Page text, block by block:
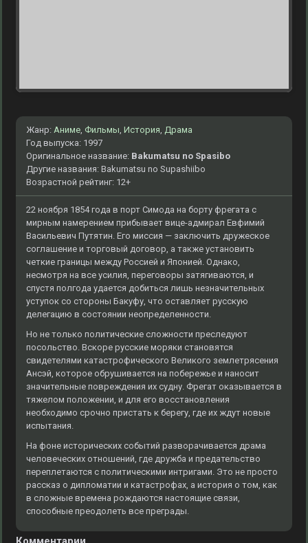
Жанр: Аниме, Фильмы, История, Драма
Год выпуска: 1997
Оригинальное название: Bakumatsu no Spasibo
Другие названия: Bakumatsu no Supashiibo
Возрастной рейтинг: 12+
22 ноября 1854 года в порт Симода на борту фрегата с
мирным намерением прибывает вице-адмирал Евфимий
Васильевич Путятин. Его миссия — заключить дружеское
соглашение и торговый договор, а также установить
четкие границы между Россией и Японией. Однако,
несмотря на все усилия, переговоры затягиваются, и
спустя полгода удается добиться лишь незначительных
уступок со стороны Бакуфу, что оставляет русскую
делегацию в состоянии неопределенности.
Но не только политические сложности преследуют
посольство. Вскоре русские моряки становятся
свидетелями катастрофического Великого землетрясения
Ансэй, которое обрушивается на побережье и наносит
значительные повреждения их судну. Фрегат оказывается в
тяжелом положении, и для его восстановления
необходимо срочно пристать к берегу, где их ждут новые
испытания.
На фоне исторических событий разворачивается драма
человеческих отношений, где дружба и предательство
переплетаются с политическими интригами. Это не просто
рассказ о дипломатии и катастрофах, а история о том, как
в сложные времена рождаются настоящие связи,
способные преодолеть все преграды.